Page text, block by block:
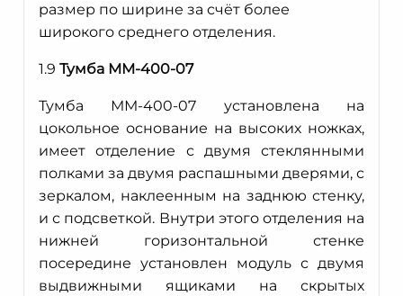
размер по ширине за счёт более
широкого среднего отделения.
1.9 Тумба ММ-400-07
Тумба ММ-400-07 установлена на
цокольное основание на высоких ножках,
имеет отделение с двумя стеклянными
полками за двумя распашными дверями, с
зеркалом, наклеенным на заднюю стенку,
и с подсветкой. Внутри этого отделения на
нижней горизонтальной стенке
посередине установлен модуль с двумя
выдвижными ящиками на скрытых